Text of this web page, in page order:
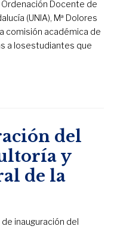
Docente de
(UNIA), Mª Dolores
comisión académica de
a losestudiantes que
del
y
de la
inauguración del